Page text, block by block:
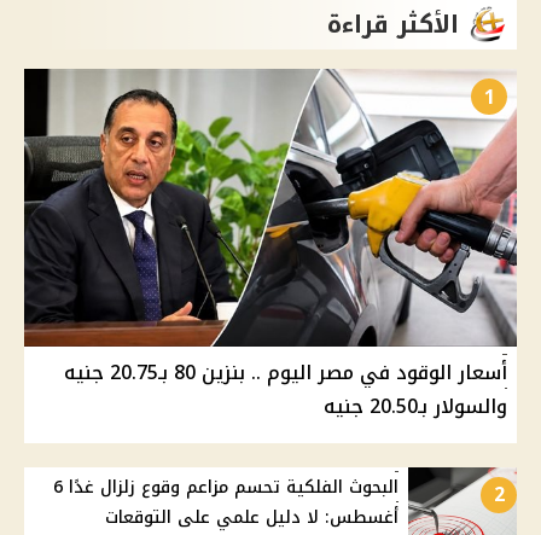
الأكثر قراءة
1
أسعار الوقود في مصر اليوم .. بنزين 80 بـ20.75 جنيه
والسولار بـ20.50 جنيه
2
البحوث الفلكية تحسم مزاعم وقوع زلزال غدًا 6
أغسطس: لا دليل علمي على التوقعات